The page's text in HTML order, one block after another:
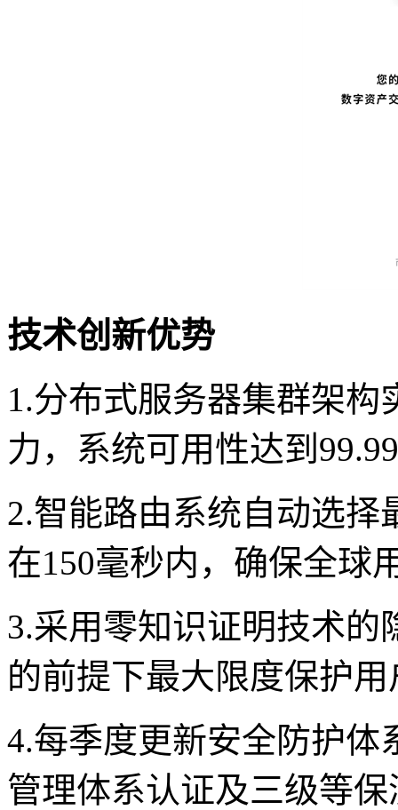
技术创新优势
1.分布式服务器集群架构
力，系统可用性达到
2.智能路由系统自动选
在150毫秒内，确保全球
3.采用零知识证明技术
的前提下最大限度保护
4.每季度更新安全防护体
管理体系认证及三级等保